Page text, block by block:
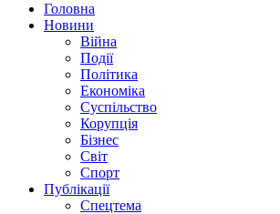
Головна
Новини
Війна
Події
Політика
Економіка
Суспільство
Корупція
Бізнес
Світ
Спорт
Публікації
Спецтема